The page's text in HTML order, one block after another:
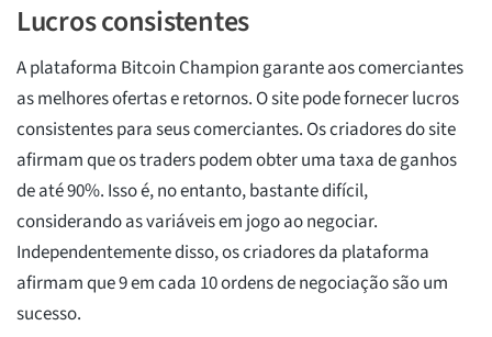
Lucros consistentes
A plataforma Bitcoin Champion garante aos comerciantes
as melhores ofertas e retornos. O site pode fornecer lucros
consistentes para seus comerciantes. Os criadores do site
afirmam que os traders podem obter uma taxa de ganhos
de até 90%. Isso é, no entanto, bastante difícil,
considerando as variáveis em jogo ao negociar.
Independentemente disso, os criadores da plataforma
afirmam que 9 em cada 10 ordens de negociação são um
sucesso.